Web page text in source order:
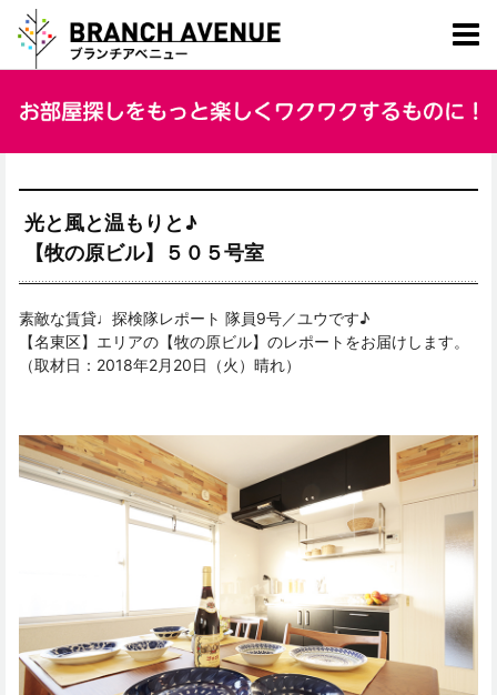
光と風と温もりと♪
【牧の原ビル】５０５号室
素敵な賃貸♩探検隊レポート 隊員9号／ユウです♪
【名東区】エリアの【牧の原ビル】のレポートをお届けします。
（取材日：2018年2月20日（火）晴れ）